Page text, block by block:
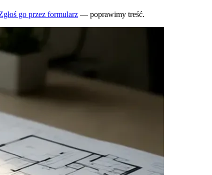
go przez formularz — poprawimy treść.